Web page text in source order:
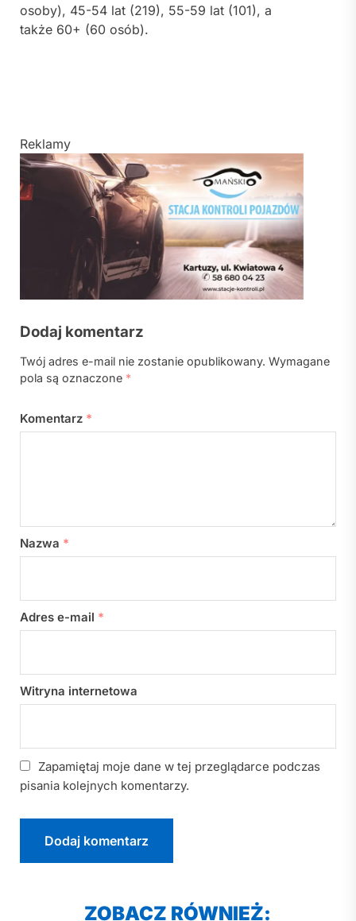
osoby), 45-54 lat (219), 55-59 lat (101), a
także 60+ (60 osób).
Reklamy
Dodaj komentarz
Twój adres e-mail nie zostanie opublikowany. Wymagane
pola są oznaczone *
Komentarz *
Nazwa *
Adres e-mail *
Witryna internetowa
Zapamiętaj moje dane w tej przeglądarce podczas
pisania kolejnych komentarzy.
ZOBACZ RÓWNIEŻ: